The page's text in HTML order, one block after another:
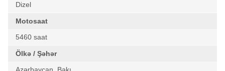
Dizel
Motosaat
5460 saat
Ölkə / Şəhər